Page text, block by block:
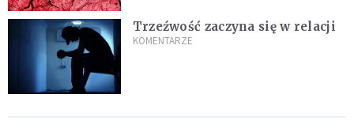
Trzeźwość zaczyna się w relacji
KOMENTARZE